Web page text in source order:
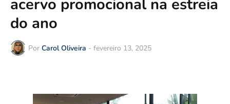
acervo promocional na estreia
do ano
Por Carol Oliveira - fevereiro 13, 2025